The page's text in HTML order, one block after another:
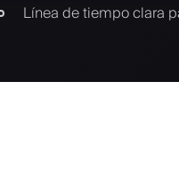
Línea de tiempo clara